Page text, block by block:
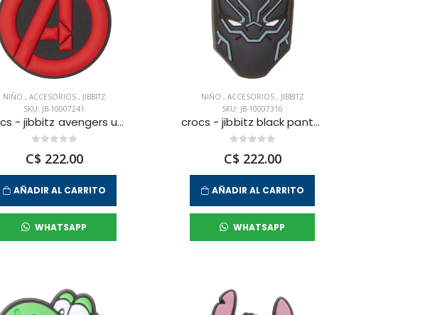
NIÑO , ACCESORIOS , JIBBITZ
SKU: JB-10007241
crocs - jibbitz avengers unisex
C$ 222.00
AÑADIR AL CARRITO
WHATSAPP
NIÑO , ACCESORIOS , JIBBITZ
SKU: JB-10007316
crocs - jibbitz black panther unisex
C$ 222.00
AÑADIR AL CARRITO
WHATSAPP